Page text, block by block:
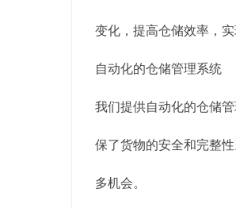
变化，提高仓储效率，
自动化的仓储管理系统
我们提供自动化的仓储
保了货物的安全和完整
多机会。